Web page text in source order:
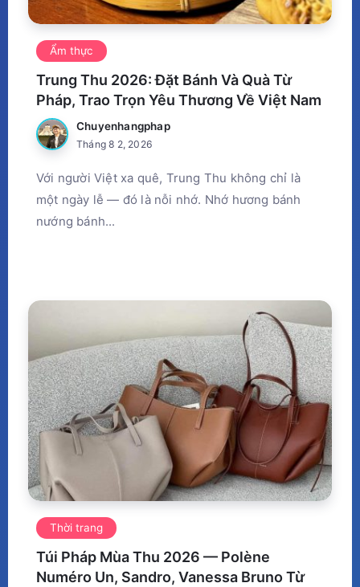
Ẩm thực
Trung Thu 2026: Đặt Bánh Và Quà Từ
Pháp, Trao Trọn Yêu Thương Về Việt Nam
Chuyenhangphap
Tháng 8 2, 2026
Với người Việt xa quê, Trung Thu không chỉ là
một ngày lễ — đó là nỗi nhớ. Nhớ hương bánh
nướng bánh...
Thời trang
Túi Pháp Mùa Thu 2026 — Polène
Numéro Un, Sandro, Vanessa Bruno Từ